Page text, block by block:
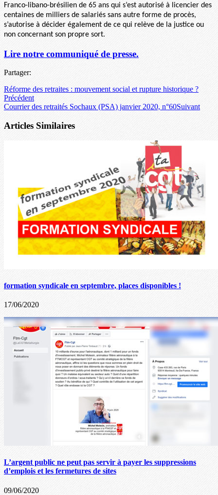
Franco-libano-brésilien de 65 ans qui s’est autorisé à licencier des
centaines de milliers de salariés sans autre forme de procès,
s’autorise à décider également de ce qui relève de la justice ou
non concernant son propre sort.
Lire notre communiqué de presse.
Partager:
Réforme des retraites : mouvement social et rupture historique ?
Précédent
Courrier des retraités Sochaux (PSA) janvier 2020, n°60Suivant
Articles Similaires
formation syndicale en septembre, places disponibles !
17/06/2020
L’argent public ne peut pas servir à payer les suppressions
d’emplois et les fermetures de sites
09/06/2020